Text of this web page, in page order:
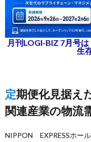
月刊LOGI-BIZ 7月号
生
定期便化見据えた初フライト活用、半導体
関連産業の物流
NIPPON EXPRESSホー